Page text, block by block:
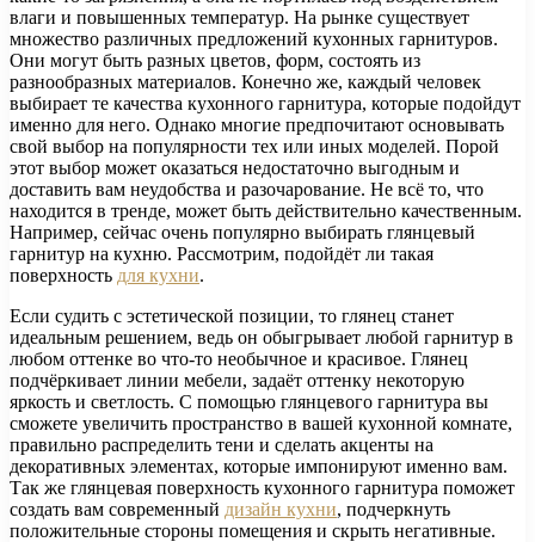
влаги и повышенных температур. На рынке существует
множество различных предложений кухонных гарнитуров.
Они могут быть разных цветов, форм, состоять из
разнообразных материалов. Конечно же, каждый человек
выбирает те качества кухонного гарнитура, которые подойдут
именно для него. Однако многие предпочитают основывать
свой выбор на популярности тех или иных моделей. Порой
этот выбор может оказаться недостаточно выгодным и
доставить вам неудобства и разочарование. Не всё то, что
находится в тренде, может быть действительно качественным.
Например, сейчас очень популярно выбирать глянцевый
гарнитур на кухню. Рассмотрим, подойдёт ли такая
поверхность для кухни.
​Если судить с эстетической позиции, то глянец станет
идеальным решением, ведь он обыгрывает любой гарнитур в
любом оттенке во что-то необычное и красивое. Глянец
подчёркивает линии мебели, задаёт оттенку некоторую
яркость и светлость. С помощью глянцевого гарнитура вы
сможете увеличить пространство в вашей кухонной комнате,
правильно распределить тени и сделать акценты на
декоративных элементах, которые импонируют именно вам.
Так же глянцевая поверхность кухонного гарнитура поможет
создать вам современный дизайн кухни, подчеркнуть
положительные стороны помещения и скрыть негативные.